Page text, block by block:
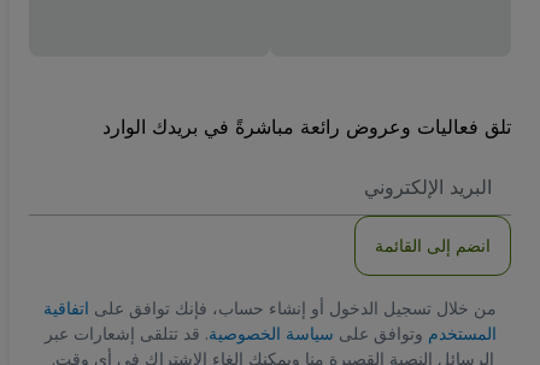
تلق فعاليات وعروض رائعة مباشرةً في بريدك الوارد
الاكتروني
انضم إلى القائمة
من خلال تسجيل الدخول أو إنشاء حساب، فإنك توافق على اتفاقية
المستخدم وتوافق على سياسة الخصوصية. قد تتلقى إشعارات عبر
الرسائل النصية القصيرة منا ويمكنك إلغاء الاشتراك في أي وقت.